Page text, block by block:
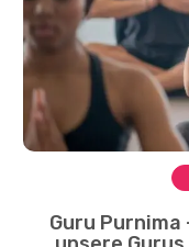
Guru Purnima